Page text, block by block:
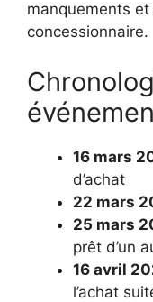
manquements
concessionnaire.
16 mars
d’achat
22 mars
25 mars
prêt d’un
16 avril
l’achat